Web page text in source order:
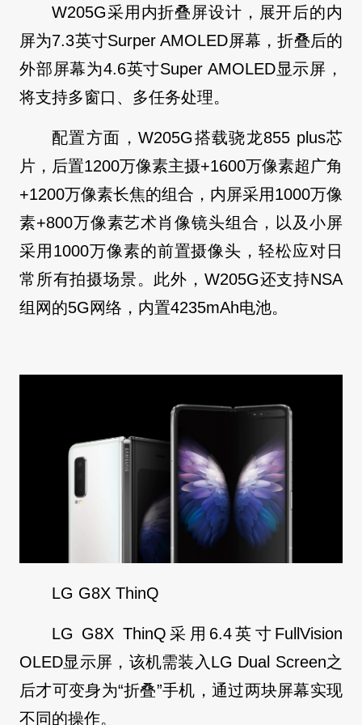
W205G采用内折叠屏设计，展开后的内
屏为7.3英寸Surper AMOLED屏幕，折叠后的
外部屏幕为4.6英寸Super AMOLED显示屏，
将支持多窗口、多任务处理。
配置方面，W205G搭载骁龙855 plus芯
片，后置1200万像素主摄+1600万像素超广角
+1200万像素长焦的组合，内屏采用1000万像
素+800万像素艺术肖像镜头组合，以及小屏
采用1000万像素的前置摄像头，轻松应对日
常所有拍摄场景。此外，W205G还支持NSA
组网的5G网络，内置4235mAh电池。
LG G8X ThinQ
LG G8X ThinQ采用6.4英寸FullVision
OLED显示屏，该机需装入LG Dual Screen之
后才可变身为“折叠”手机，通过两块屏幕实现
不同的操作。